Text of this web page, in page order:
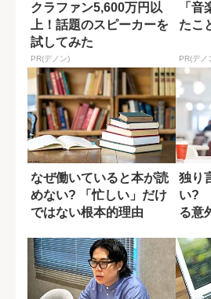
クラファン5,600万円以
上！話題のスピーカーを
試してみた
PR(デノン)
「
たこ
PR(デノ
なぜ働いていると本が読
めない? 「忙しい」だけ
ではない根本的理由
独り
い?
る意